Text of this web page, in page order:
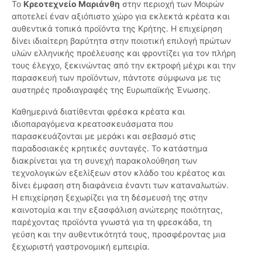
Το Κρεοτεχνείο Μαριάνθη στην περιοχή των Μοιρών
αποτελεί έναν αξιόπιστο χώρο για εκλεκτά κρέατα και
αυθεντικά τοπικά προϊόντα της Κρήτης. Η επιχείρηση
δίνει ιδιαίτερη βαρύτητα στην ποιοτική επιλογή πρώτων
υλών ελληνικής προέλευσης και φροντίζει για τον πλήρη
τους έλεγχο, ξεκινώντας από την εκτροφή μέχρι και την
παρασκευή των προϊόντων, πάντοτε σύμφωνα με τις
αυστηρές προδιαγραφές της Ευρωπαϊκής Ένωσης.
Καθημερινά διατίθενται φρέσκα κρέατα και
ιδιοπαραγόμενα κρεατοσκευάσματα που
παρασκευάζονται με μεράκι και σεβασμό στις
παραδοσιακές κρητικές συνταγές. Το κατάστημα
διακρίνεται για τη συνεχή παρακολούθηση των
τεχνολογικών εξελίξεων στον κλάδο του κρέατος και
δίνει έμφαση στη διαφάνεια έναντι των καταναλωτών.
Η επιχείρηση ξεχωρίζει για τη δέσμευσή της στην
καινοτομία και την εξασφάλιση ανώτερης ποιότητας,
παρέχοντας προϊόντα γνωστά για τη φρεσκάδα, τη
γεύση και την αυθεντικότητά τους, προσφέροντας μια
ξεχωριστή γαστρονομική εμπειρία.